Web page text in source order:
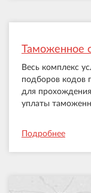
Таможенное
Весь комплекс
подборов кодов
для
уплаты
Подробнее